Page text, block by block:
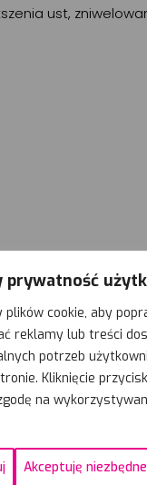
prywatność
plików cookie, aby
reklamy lub treści
potrzeb
Kliknięcie
na
Akceptuję niezbędne
ust,